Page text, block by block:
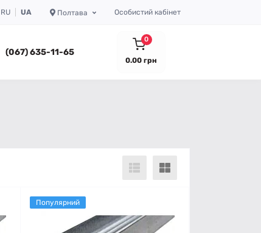
RU UA Полтава Особистий кабінет
(067) 635-11-65
0
0.00 грн
Популярний